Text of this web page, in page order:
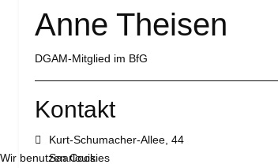
Anne Theisen
DGAM-Mitglied im BfG
Kontakt
Adresse:
Kurt-Schumacher-Allee, 44
Saarlouis
Wir benutzen Cookies